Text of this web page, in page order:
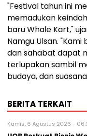
"Festival tahun ini
memadukan
baru Whale Kart,"
Namgu Ulsan.
dan sahabat dapat
terlupakan sambil
budaya, dan
BERITA TERKAIT
Kamis, 6 Agustus 2026 -